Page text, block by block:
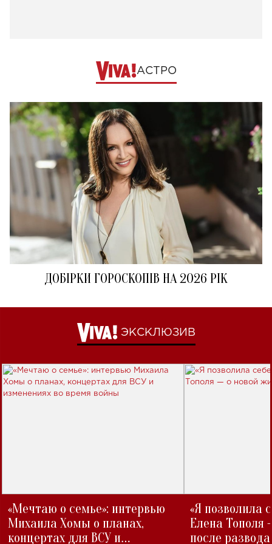
АСТРО
ДОБІРКИ ГОРОСКОПІВ НА 2026 РІК
ЭКСКЛЮЗИВ
«Мечтаю о семье»: интервью
Михаила Хомы о планах,
концертах для ВСУ и
«Я позволила
Елена Тополя
после развода